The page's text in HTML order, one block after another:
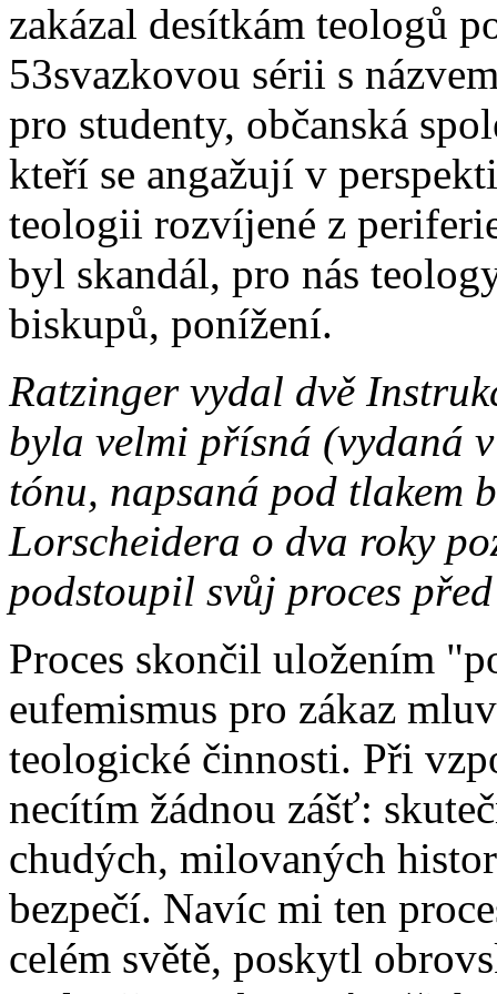
zakázal desítkám teologů
53svazkovou sérii s
pro studenty, občanská
kteří se angažují v
teologii rozvíjené z
byl skandál, pro nás
biskupů, ponížení.
Ratzinger vydal dvě
byla velmi přísná (vydaná
tónu, napsaná pod tlakem
Lorscheidera o dva roky
podstoupil svůj proces
Proces skončil uložením
eufemismus pro zákaz
teologické činnosti. Při
necítím žádnou zášť:
chudých, milovaných
bezpečí. Navíc mi ten
celém světě, poskytl